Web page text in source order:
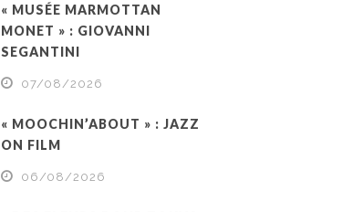
« MUSÉE MARMOTTAN
MONET » : GIOVANNI
SEGANTINI
07/08/2026
« MOOCHIN’ABOUT » : JAZZ
ON FILM
06/08/2026